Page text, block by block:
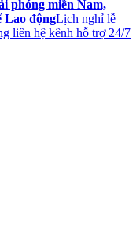
phóng miền Nam,
Lao độngLịch nghỉ lễ
liên hệ kênh hỗ trợ 24/7